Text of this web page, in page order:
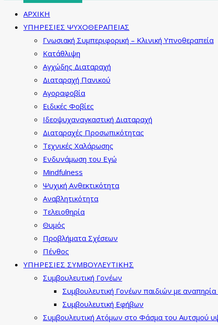
ΑΡΧΙΚΗ
ΥΠΗΡΕΣΙΕΣ ΨΥΧΟΘΕΡΑΠΕΙΑΣ
Γνωσιακή Συμπεριφορική – Κλινική Υπνοθεραπεία
Κατάθλιψη
Αγχώδης Διαταραχή
Διαταραχή Πανικού
Αγοραφοβία
Ειδικές Φοβίες
Ιδεοψυχαναγκαστική Διαταραχή
Διαταραχές Προσωπικότητας
Τεχνικές Χαλάρωσης
Ενδυνάμωση του Εγώ
Mindfulness
Ψυχική Ανθεκτικότητα
Αναβλητικότητα
Τελειοθηρία
Θυμός
Προβλήματα Σχέσεων
Πένθος
ΥΠΗΡΕΣΙΕΣ ΣΥΜΒΟΥΛΕΥΤΙΚΗΣ
Συμβουλευτική Γονέων
Συμβουλευτική Γονέων παιδιών με
Συμβουλευτική Εφήβων
Συμβουλευτική Ατόμων στο Φάσμα του Αυτσμού